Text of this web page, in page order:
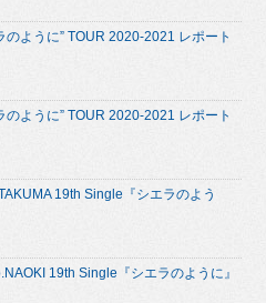
のように” TOUR 2020-2021 レポート
のように” TOUR 2020-2021 レポート
19th Single『シエラのよう
19th Single『シエラのように』